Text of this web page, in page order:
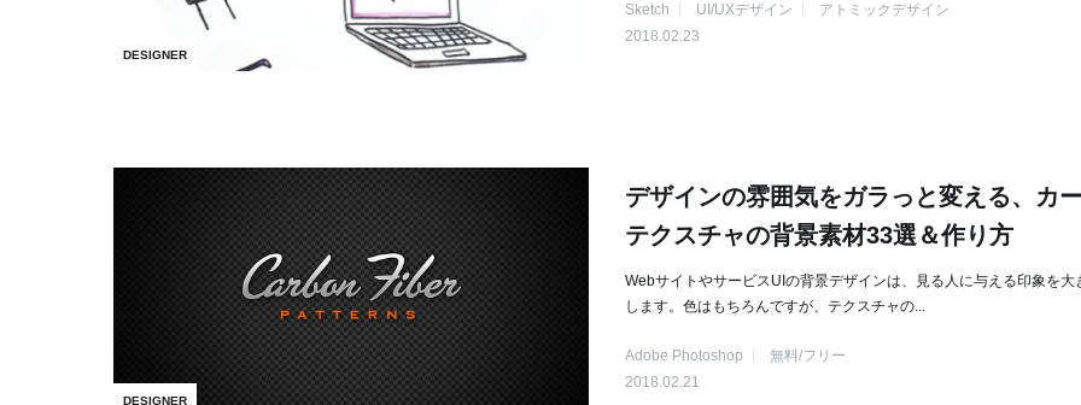
DESIGNER
Sketch UI/UXデザイン
アトミックデザイン
2018.02.23
DESIGNER
デザインの雰囲気をガラっと変える、カ
テクスチャの背景素材33選＆作り方
WebサイトやサービスUIの背景デザインは、見る人に与える印象を大
します。色はもちろんですが、テクスチャの...
Adobe Photoshop
無料/フリー
2018.02.21